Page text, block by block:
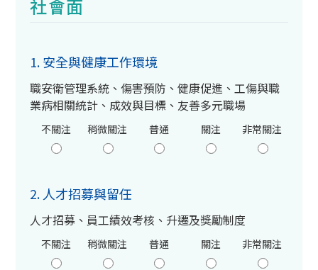
社會面
1. 安全與健康工作環境
職安衛管理系統、傷害預防、健康促進、工傷與職
業病相關統計、成效與目標、友善多元職場
不關注 稍微關注 普通 關注 非常關注
2. 人才招募與留任
人才招募、員工績效考核、升遷及獎勵制度
不關注 稍微關注 普通 關注 非常關注